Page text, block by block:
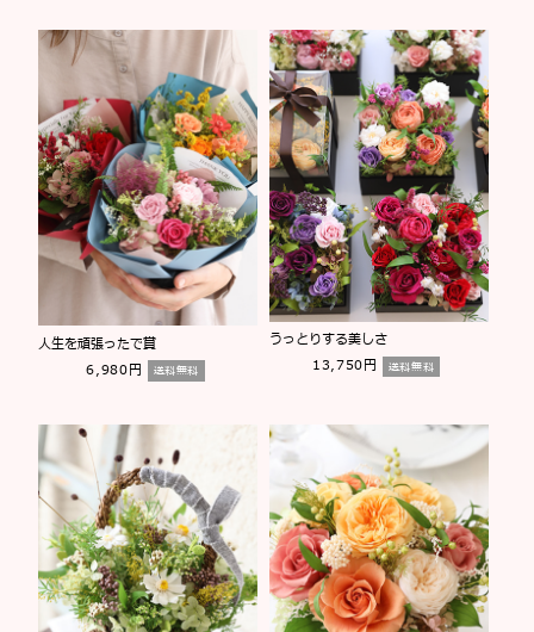
人生を頑張ったで賞
6,980円
送料無料
うっとりする美しさ
13,750円
送料無料